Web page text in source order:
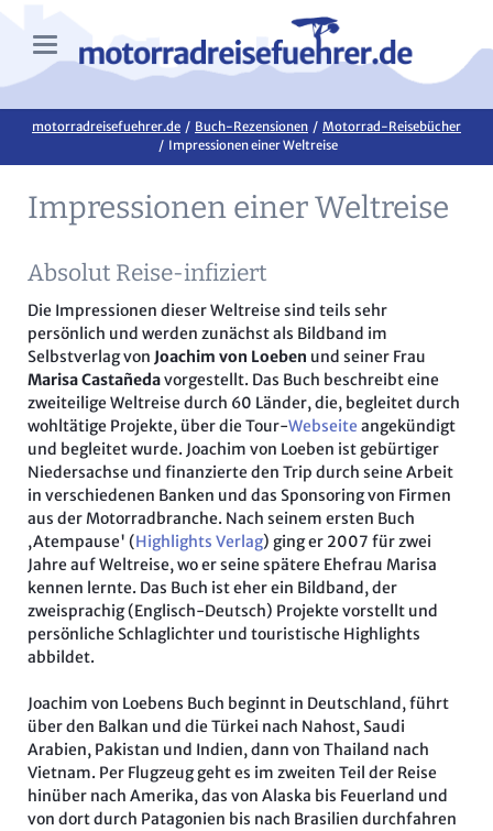
motorradreisefuehrer.de Buch-Rezensionen
Motorrad-Reisebücher
Impressionen einer Weltreise
Impressionen einer Weltreise
Absolut Reise-infiziert
Die Impressionen dieser Weltreise sind teils sehr
persönlich und werden zunächst als Bildband im
Selbstverlag von Joachim von Loeben und seiner Frau
Marisa Castañedavorgestellt. Das Buch beschreibt eine
zweiteilige Weltreise durch 60 Länder, die, begleitet durch
wohltätige Projekte, über die Tour-Webseite angekündigt
und begleitet wurde. Joachim von Loeben ist gebürtiger
Niedersachse und finanzierte den Trip durch seine Arbeit
in verschiedenen Banken und das Sponsoring von Firmen
aus der Motorradbranche. Nach seinem ersten Buch
,Atempause' (Highlights Verlag) ging er 2007 für zwei
Jahre auf Weltreise, wo er seine spätere Ehefrau Marisa
kennen lernte. Das Buch ist eher ein Bildband, der
zweisprachig (Englisch-Deutsch) Projekte vorstellt und
persönliche Schlaglichter und touristische Highlights
abbildet.
Joachim von Loebens Buch beginnt in Deutschland, führt
über den Balkan und die Türkei nach Nahost, Saudi
Arabien, Pakistan und Indien, dann von Thailand nach
Vietnam. Per Flugzeug geht es im zweiten Teil der Reise
hinüber nach Amerika, das von Alaska bis Feuerland und
von dort durch Patagonien bis nach Brasilien durchfahren